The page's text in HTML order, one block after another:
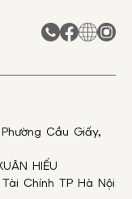
Cầu Giấy,
HIẾU
Chính TP Hà Nội